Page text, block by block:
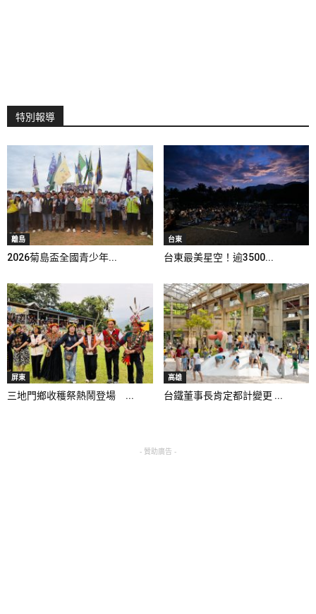
特別報導
離島
2026菊島盃全國青少年...
台東
台東最美星空！逾3500...
屏東
三地門鄉收穫祭熱鬧登場 ...
高雄
台鐵董事長肯定都計變更 ...
- 贊助廣告 -